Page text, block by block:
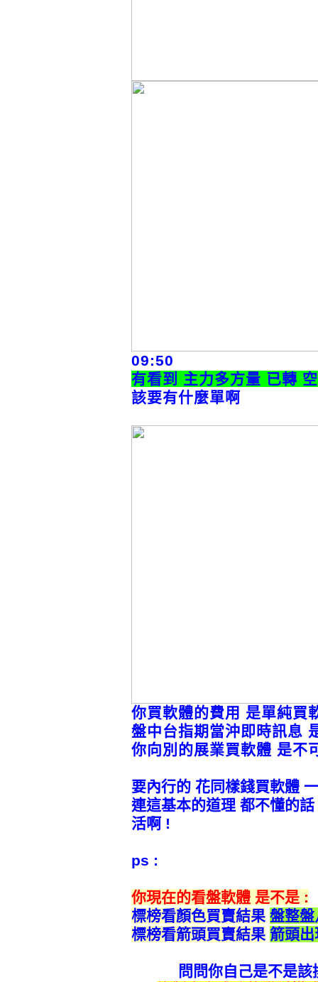
09:50
有看到 主力多方量 已轉
該要有什麼單啊
你買軟體的費用 是單純買
盤中台指期當沖即時訊息
你向別的展業買軟體 是不
要內行的 花同樣錢買軟體
連這基本的道理 都不懂的
活啊 !
ps :
你現在的看盤軟體 是不是 :
標榜看顏色買賣結果 盤整盤
標榜看箭頭買賣結果 箭頭出
問問你自己是不是該